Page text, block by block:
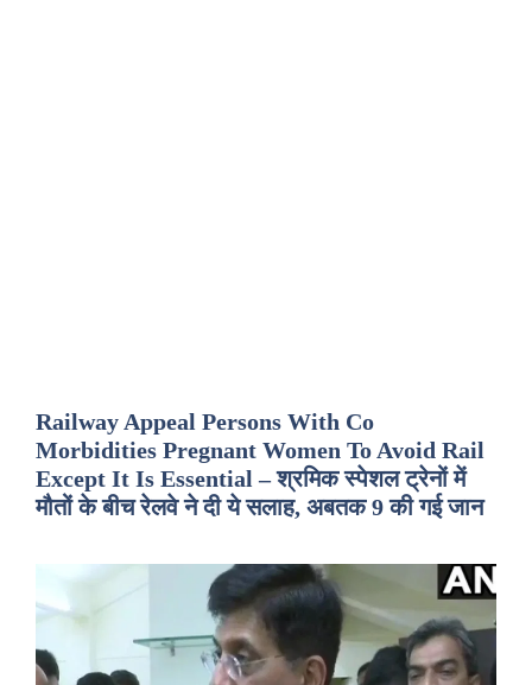
Railway Appeal Persons With Co
Morbidities Pregnant Women To Avoid Rail
Except It Is Essential – श्रमिक स्पेशल ट्रेनों में
मौतों के बीच रेलवे ने दी ये सलाह, अबतक 9 की गई जान